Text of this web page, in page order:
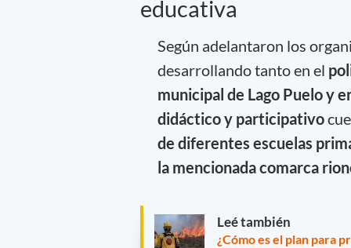
educativa
Según adelantaron los
desarrollando tanto en el
municipal de Lago Puelo y
didáctico y participativo
de diferentes escuelas
la mencionada comarca
Leé también
¿Cómo es el plan para